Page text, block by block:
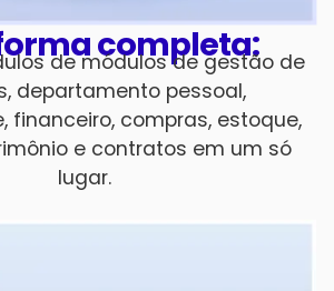
completa:
de módulos de gestão de
departamento pessoal,
financeiro, compras, estoque,
e contratos em um só
lugar.